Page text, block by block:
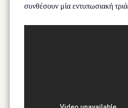
συνθέσουν μία εντυπωσιακή